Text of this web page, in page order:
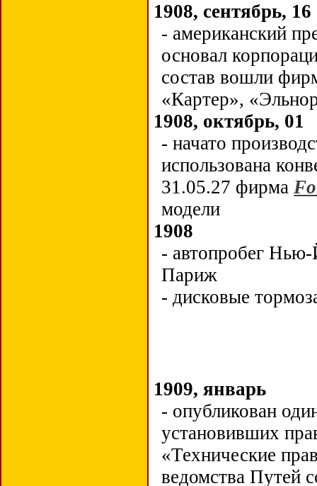
1908, сентябрь, 16
- американский
основал
состав вошли
«Картер»,
1908, октябрь, 01
- начато
использована
31.05.27 фирма
модели
1908
- автопробег
Париж
- дисковые
1909, январь
- опубликован
установивших
«Технические
ведомства Путей